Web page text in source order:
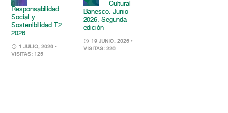
Responsabilidad
Social y
Sostenibilidad T2
2026
1 JULIO, 2026 •
VISITAS: 125
Cultural
Banesco. Junio
2026. Segunda
edición
19 JUNIO, 2026 •
VISITAS: 226